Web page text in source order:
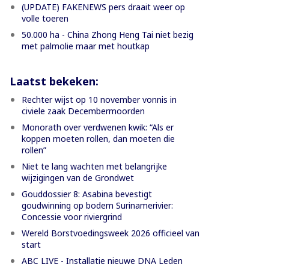
(UPDATE) FAKENEWS pers draait weer op
volle toeren
50.000 ha - China Zhong Heng Tai niet bezig
met palmolie maar met houtkap
Laatst bekeken:
Rechter wijst op 10 november vonnis in
civiele zaak Decembermoorden
Monorath over verdwenen kwik: “Als er
koppen moeten rollen, dan moeten die
rollen”
Niet te lang wachten met belangrijke
wijzigingen van de Grondwet
Gouddossier 8: Asabina bevestigt
goudwinning op bodem Surinamerivier:
Concessie voor riviergrind
Wereld Borstvoedingsweek 2026 officieel van
start
ABC LIVE - Installatie nieuwe DNA Leden